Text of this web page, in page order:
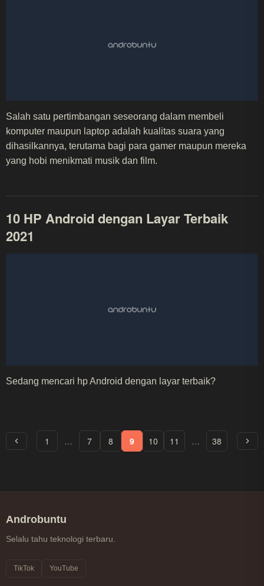
Salah satu pertimbangan seseorang dalam membeli
komputer maupun laptop adalah kualitas suara yang
dihasilkannya, terutama bagi para gamer maupun mereka
yang hobi menikmati musik dan film.
10 HP Android dengan Layar Terbaik
2021
Sedang mencari hp Android dengan layar terbaik?
1 … 7 8 9 10 11 … 38
Androbuntu
Selalu tahu teknologi terbaru.
TikTok YouTube